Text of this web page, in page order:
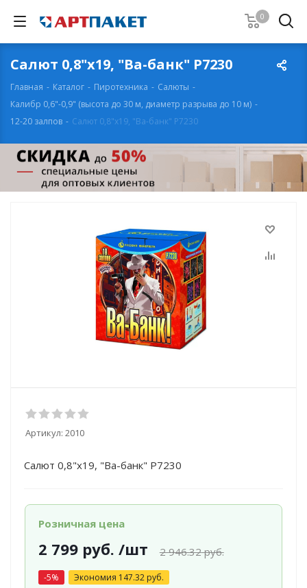
0
Салют 0,8"х19, "Ва-банк" Р7230
Главная - Каталог - Пиротехника - Салюты -
Калибр 0,6"-0,9" (высота до 30 м, диаметр разрыва до 10 м) -
12-20 залпов - Салют 0,8"х19, "Ва-банк" Р7230
Артикул: 2010
Салют 0,8"х19, "Ва-банк" Р7230
Розничная цена
2 799руб. /шт 2 946.32руб.
-5% Экономия 147.32руб.